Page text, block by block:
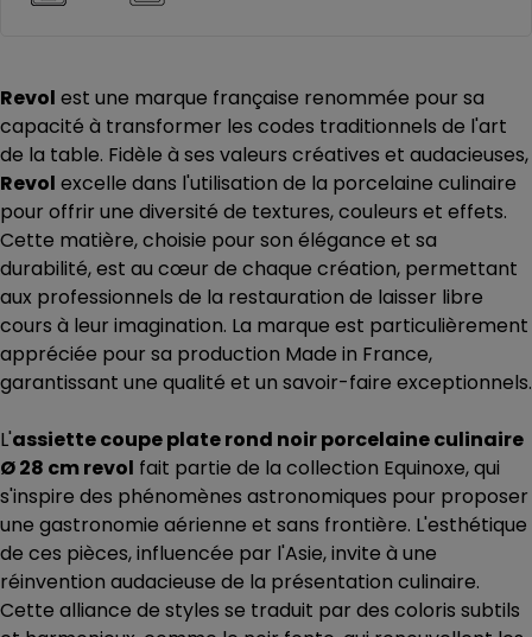
Revol est une marque française renommée pour sa
capacité à transformer les codes traditionnels de l'art
de la table. Fidèle à ses valeurs créatives et audacieuses,
Revol excelle dans l'utilisation de la porcelaine culinaire
pour offrir une diversité de textures, couleurs et effets.
Cette matière, choisie pour son élégance et sa
durabilité, est au cœur de chaque création, permettant
aux professionnels de la restauration de laisser libre
cours à leur imagination. La marque est particulièrement
appréciée pour sa production Made in France,
garantissant une qualité et un savoir-faire exceptionnels.
L'assiette coupe plate rond noir porcelaine culinaire
Ø 28 cm revol fait partie de la collection Equinoxe, qui
s'inspire des phénomènes astronomiques pour proposer
une gastronomie aérienne et sans frontière. L'esthétique
de ces pièces, influencée par l'Asie, invite à une
réinvention audacieuse de la présentation culinaire.
Cette alliance de styles se traduit par des coloris subtils